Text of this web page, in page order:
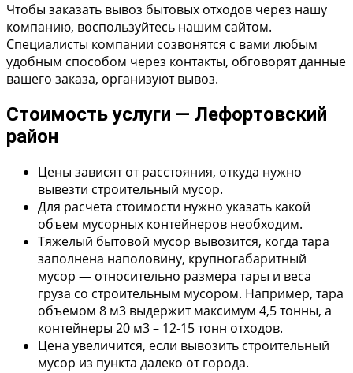
Чтобы заказать вывоз бытовых отходов через нашу
компанию, воспользуйтесь нашим сайтом.
Специалисты компании созвонятся с вами любым
удобным способом через контакты, обговорят данные
вашего заказа, организуют вывоз.
Стоимость услуги — Лефортовский
район
Цены зависят от расстояния, откуда нужно
вывезти строительный мусор.
Для расчета стоимости нужно указать какой
объем мусорных контейнеров необходим.
Тяжелый бытовой мусор вывозится, когда тара
заполнена наполовину, крупногабаритный
мусор — относительно размера тары и веса
груза со строительным мусором. Например, тара
объемом 8 м3 выдержит максимум 4,5 тонны, а
контейнеры 20 м3 – 12-15 тонн отходов.
Цена увеличится, если вывозить строительный
мусор из пункта далеко от города.